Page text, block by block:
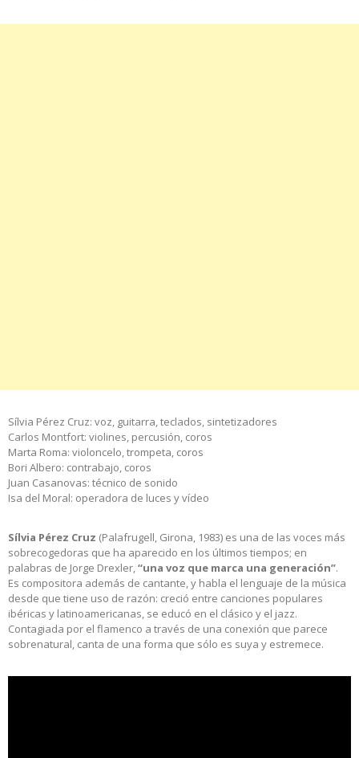
Sílvia Pérez Cruz: voz, guitarra, teclados, sintetizadores
Carlos Montfort: violines, percusión, coros
Marta Roma: violoncelo, trompeta, coros
Bori Albero: contrabajo, coros
Juan Casanovas: técnico de sonido
Isa del Moral: operadora de luces y vídeo
Sílvia Pérez Cruz (Palafrugell, Girona, 1983) es una de las voces más
sobrecogedoras que ha aparecido en los últimos tiempos; en
palabras de Jorge Drexler,“una voz que marca una generación”.
Es compositora además de cantante, y habla el lenguaje de la música
desde que tiene uso de razón: creció entre canciones populares
ibéricas y latinoamericanas, se educó en el clásico y el jazz.
Contagiada por el flamenco a través de una conexión que parece
sobrenatural, canta de una forma que sólo es suya y estremece.